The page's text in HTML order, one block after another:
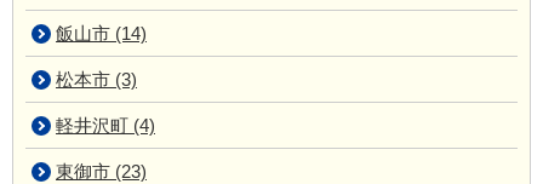
飯山市 (14)
松本市 (3)
軽井沢町 (4)
東御市 (23)